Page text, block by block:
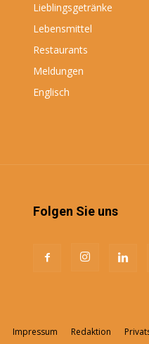
Lieblingsgetränke
Lebensmittel
Restaurants
Meldungen
Englisch
Folgen Sie uns
Impressum Redaktion